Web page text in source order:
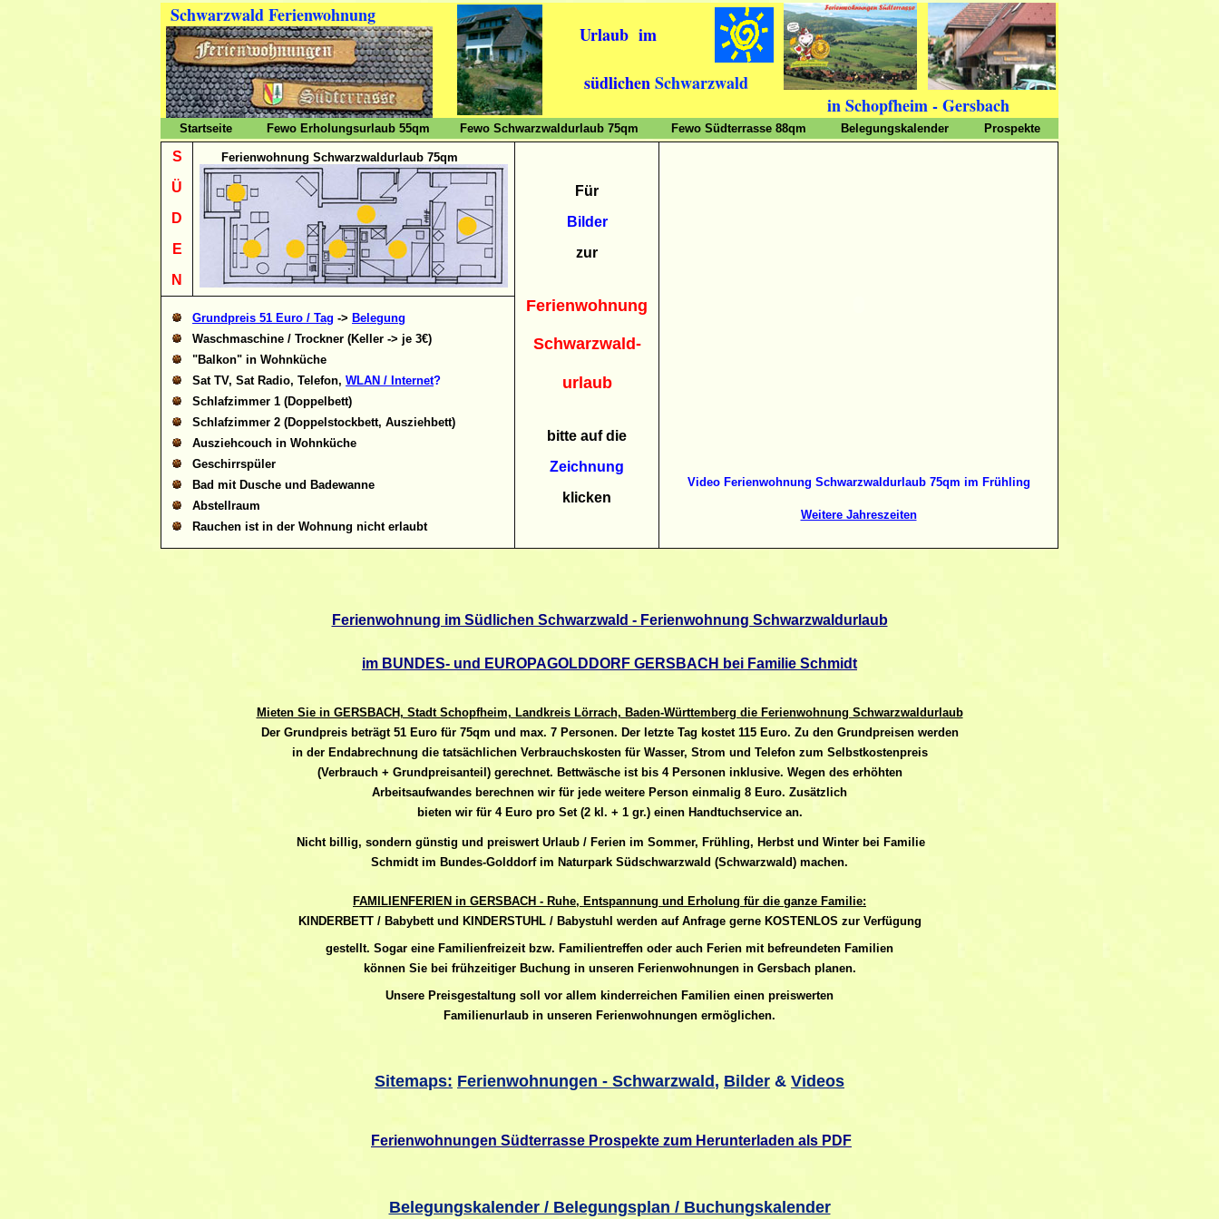
Schwarzwald Ferienwohnung
Urlaub im
südlichenSchwarzwald
in Schopfheim - Gersbach
Startseite Fewo Erholungsurlaub 55qm Fewo Schwarzwaldurlaub 75qm Fewo Südterrasse 88qm Belegungskalender Prospekte
S
Ü
D
E
N
Ferienwohnung Schwarzwaldurlaub 75qm
Für
Bilder
zur
Ferienwohnung
Schwarzwald-
urlaub
bitte auf die
Zeichnung
klicken
Video Ferienwohnung Schwarzwaldurlaub 75qm im Frühling
Weitere Jahreszeiten
Grundpreis 51 Euro / Tag -> Belegung
Waschmaschine / Trockner (Keller -> je 3€)
"Balkon" in Wohnküche
Sat TV, Sat Radio, Telefon, WLAN / Internet?
Schlafzimmer 1 (Doppelbett)
Schlafzimmer 2 (Doppelstockbett, Ausziehbett)
Ausziehcouch in Wohnküche
Geschirrspüler
Bad mit Dusche und Badewanne
Abstellraum
Rauchen ist in der Wohnung nicht erlaubt
Ferienwohnung im Südlichen Schwarzwald - Ferienwohnung Schwarzwaldurlaub
im BUNDES- und EUROPAGOLDDORF GERSBACH bei Familie Schmidt
Mieten Sie in GERSBACH, Stadt Schopfheim, Landkreis Lörrach, Baden-Württemberg die Ferienwohnung Schwarzwaldurlaub
Der Grundpreis beträgt 51 Euro für 75qm und max. 7 Personen. Der letzte Tag kostet 115 Euro. Zu den Grundpreisen werden
in der Endabrechnung die tatsächlichen Verbrauchskosten für Wasser, Strom und Telefon zum Selbstkostenpreis
(Verbrauch + Grundpreisanteil) gerechnet. Bettwäsche ist bis 4 Personen inklusive. Wegen des erhöhten
Arbeitsaufwandes berechnen wir für jede weitere Person einmalig 8 Euro. Zusätzlich
bieten wir für 4 Euro pro Set (2 kl. + 1 gr.) einen Handtuchservice an.
Nicht billig, sondern günstig und preiswert Urlaub / Ferien im Sommer, Frühling, Herbst und Winter bei Familie
Schmidt im Bundes-Golddorf im Naturpark Südschwarzwald (Schwarzwald) machen.
FAMILIENFERIEN in GERSBACH - Ruhe, Entspannung und Erholung für die ganze Familie:
KINDERBETT / Babybett und KINDERSTUHL / Babystuhl werden auf Anfrage gerne KOSTENLOS zur Verfügung
gestellt. Sogar eine Familienfreizeit bzw. Familientreffen oder auch Ferien mit befreundeten Familien
können Sie bei frühzeitiger Buchung in unseren Ferienwohnungen in Gersbach planen.
Unsere Preisgestaltung soll vor allem kinderreichen Familien einen preiswerten
Familienurlaub in unseren Ferienwohnungen ermöglichen.
Sitemaps: Ferienwohnungen - Schwarzwald, Bilder & Videos
Ferienwohnungen Südterrasse Prospekte zum Herunterladen als PDF
Belegungskalender / Belegungsplan / Buchungskalender